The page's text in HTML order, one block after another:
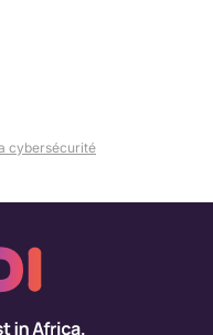
cybersécurité